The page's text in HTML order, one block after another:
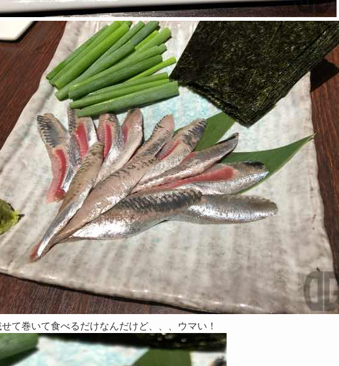
て巻いて食べるだけなんだけど、、、ウマい！